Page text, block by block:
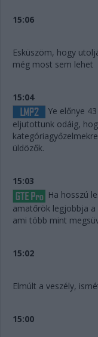
15:06
Esküszöm, hogy
még most sem lehet
15:04
Ye előnye
eljutottunk odáig,
üldözők.
15:03
Ha hosszú
amatőrök legjobbja
ami több mint
15:02
Elmúlt a veszély,
15:00